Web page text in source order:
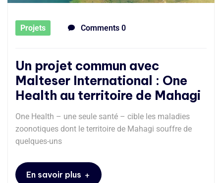
Projets Comments 0
Un projet commun avec
Malteser International : One
Health au territoire de Mahagi
One Health – une seule santé – cible les maladies
zoonotiques dont le territoire de Mahagi souffre de
quelques-uns
En savoir plus +